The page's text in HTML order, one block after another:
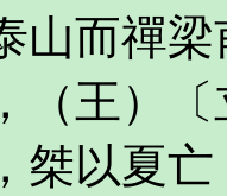
山而禪
（王）
桀以夏